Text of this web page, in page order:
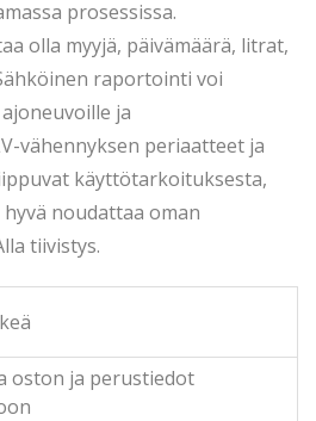
prosessissa.
olla myyjä, päivämäärä, litrat,
raportointi voi
ja
vähennyksen periaatteet ja
käyttötarkoituksesta,
noudattaa oman
tiivistys.
oston ja perustiedot